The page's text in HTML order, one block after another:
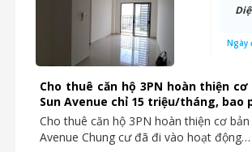
Cho thuê căn hộ 3PN hoàn thiện
Sun Avenue chỉ 15 triệu/tháng, bao
Cho thuê căn hộ 3PN hoàn thiện cơ bản
Avenue Chung cư đã đi vào hoạt động…
Ngày